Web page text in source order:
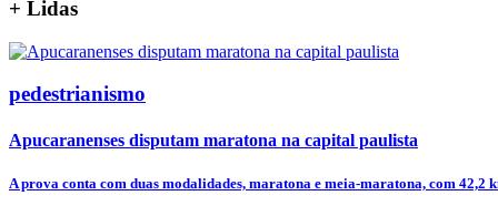
+ Lidas
pedestrianismo
Apucaranenses disputam maratona na capital paulista
A prova conta com duas modalidades, maratona e meia-maratona, com 42,2